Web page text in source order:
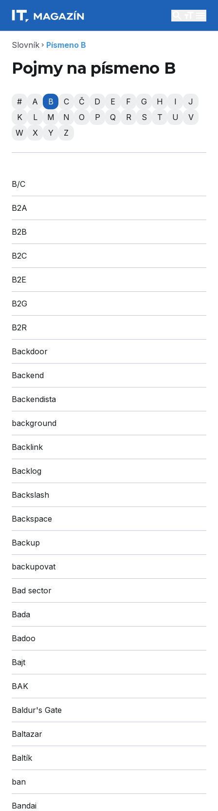
Slovník chevron_right Písmeno B
Pojmy na písmeno B
# A B C Č D E F G H I
J
K
L M N O P Q R S T U
V
W
X Y Z
B/C
B2A
B2B
B2C
B2E
B2G
B2R
Backdoor
Backend
Backendista
background
Backlink
Backlog
Backslash
Backspace
Backup
backupovat
Bad sector
Bada
Badoo
Bajt
BAK
Baldur's Gate
Baltazar
Baltík
ban
Bandai